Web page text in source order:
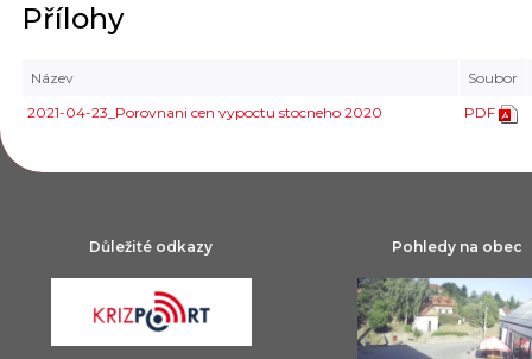
Přílohy
Název
Soubor
2021-04-23_Porovnani cen vypoctu stocneho 2020
PDF
Důležité odkazy Pohledy na obec